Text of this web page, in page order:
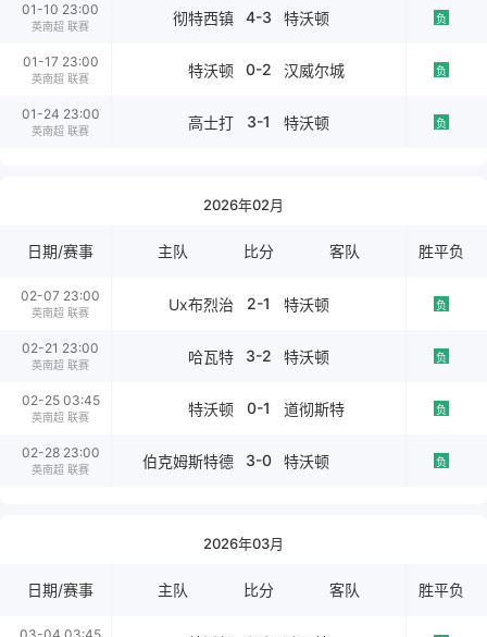
01-10 23:00
英南超 联赛 彻特西镇 4-3 特沃顿 负
01-17 23:00
英南超 联赛 特沃顿 0-2 汉威尔城 负
01-24 23:00
英南超 联赛 高士打 3-1 特沃顿 负
2026年02月
日期/赛事 主队 比分 客队 胜平负
02-07 23:00
英南超 联赛 Ux布烈治 2-1 特沃顿 负
02-21 23:00
英南超 联赛 哈瓦特 3-2 特沃顿 负
02-25 03:45
英南超 联赛 特沃顿 0-1 道彻斯特 负
02-28 23:00
英南超 联赛 伯克姆斯特德 3-0 特沃顿 负
2026年03月
日期/赛事 主队 比分 客队 胜平负